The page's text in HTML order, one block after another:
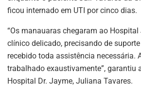
ficou internado em UTI por cinco dias.
“Os manauaras chegaram ao
clínico delicado, precisando de
recebido toda assistência necessária.
trabalhado exaustivamente”, garantiu
Hospital Dr. Jayme, Juliana Tavares.